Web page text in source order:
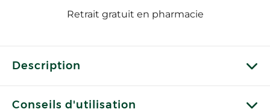
Retrait gratuit en pharmacie
Description
Conseils d'utilisation